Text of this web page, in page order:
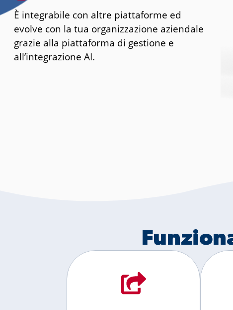
È integrabile con altre piattaforme ed
evolve con la tua organizzazione aziendale
grazie alla piattaforma di gestione e
all’integrazione AI.